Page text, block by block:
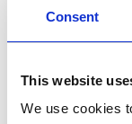
Consent
This website
We use cookies
GLUTEN